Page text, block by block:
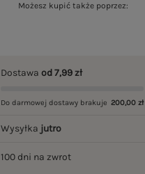
Możesz kupić także poprzez:
Dostawaod 7,99 zł
Do darmowej dostawy brakuje 200,00 zł
Wysyłka jutro
100 dni na zwrot